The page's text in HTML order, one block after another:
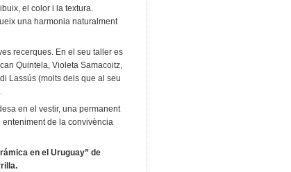
el color i la textura.
una harmonia naturalment
recerques. En el seu taller es
Quintela, Violeta Samacoitz,
Lassús (molts dels que al seu
en el vestir, una permanent
de la convivència
en el Uruguay” de